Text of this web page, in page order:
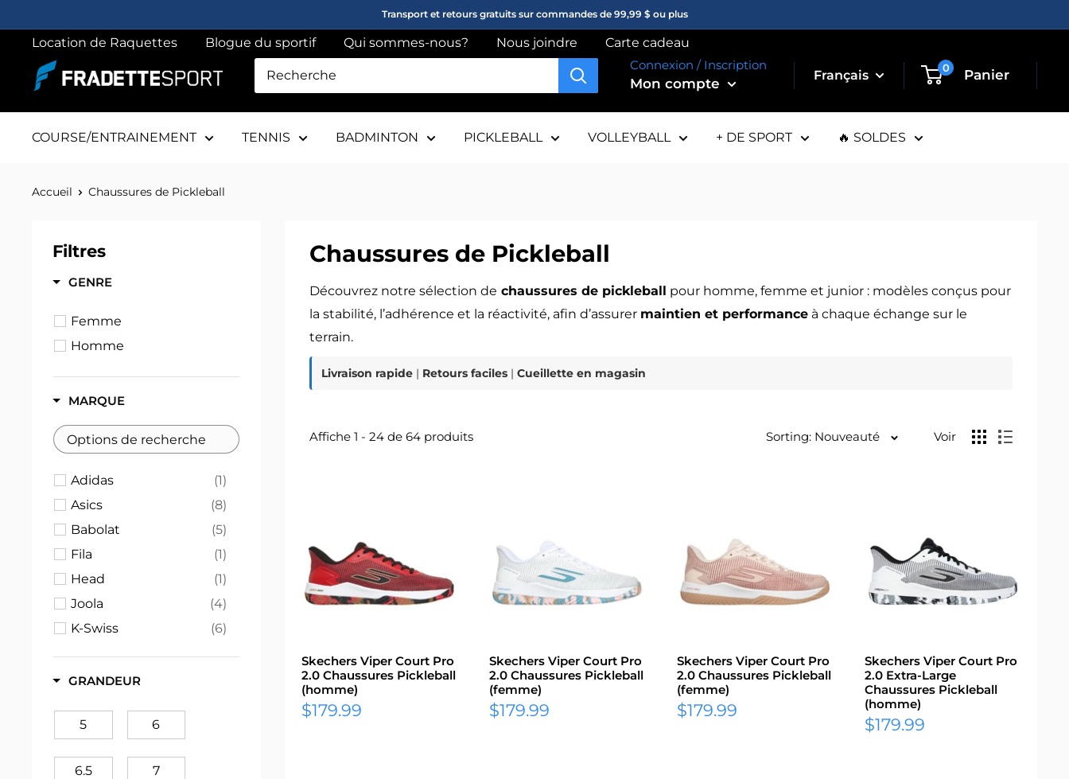
au
contenu
Transport et retours gratuits sur commandes de 99,99 $ ou plus
Location de Raquettes Blogue du sportif Qui sommes-nous? Nous joindre
Carte cadeau
Fradette
sport
Connexion / Inscription
Mon compte
0 Panier
COURSE/ENTRAINEMENT TENNIS BADMINTON PICKLEBALL VOLLEYBALL + DE SPORT 🔥 SOLDES
Accueil Chaussures de Pickleball
Filtres
GENRE
Femme
Homme
MARQUE
Adidas
(1)
Asics
(8)
Babolat
(5)
Fila
(1)
Head
(1)
Joola
(4)
K-Swiss
(6)
Mizuno
(2)
Nike
Skechers
GRANDEUR
5 6
6.5 7
Chaussures de Pickleball
Découvrez notre sélection de chaussures de pickleball pour homme, femme et junior : modèles conçus pour
la stabilité, l’adhérence et la réactivité, afin d’assurer maintien et performance à chaque échange sur le
terrain.
Livraison rapide | Retours faciles | Cueillette en magasin
Affiche 1 - 24 de 64 produits Sorting: Nouveauté Voir
Skechers Viper Court Pro
2.0 Chaussures Pickleball
(homme)
Prix
$179.99
Skechers Viper Court Pro
2.0 Chaussures Pickleball
(femme)
Prix
$179.99
Skechers Viper Court Pro
2.0 Chaussures Pickleball
(femme)
Prix
$179.99
Skechers Viper Court Pro
2.0 Extra-Large
Chaussures Pickleball
(homme)
Prix
$179.99